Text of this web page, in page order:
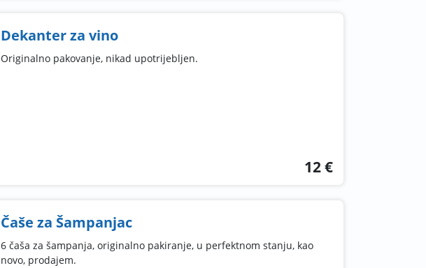
Dekanter za vino
Originalno pakovanje, nikad upotrijebljen.
12 €
Čaše za Šampanjac
6 čaša za šampanja, originalno pakiranje, u perfektnom stanju, kao
novo, prodajem.